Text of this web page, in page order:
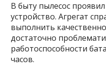
В быту пылесос
устройство. Агрегат
выполнить
достаточно
работоспособности
часов.